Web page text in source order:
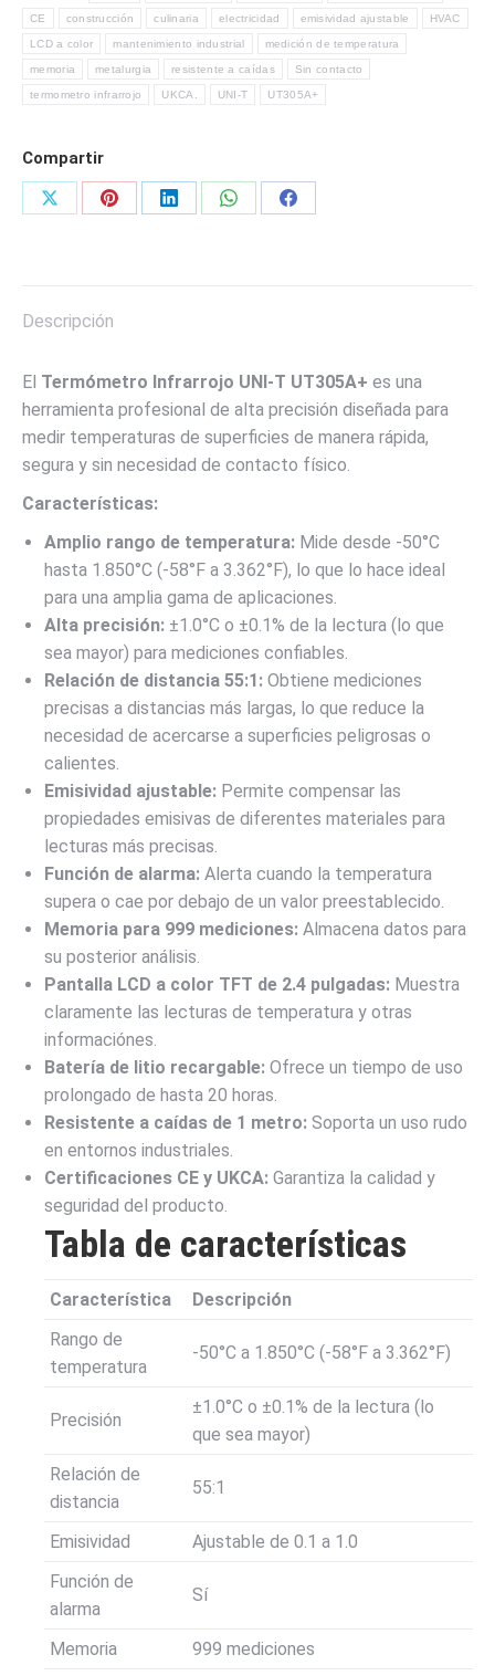
CE construcción culinaria electricidad emisividad ajustable HVAC
LCD a color mantenimiento industrial medición de temperatura
memoria metalurgia resistente a caídas Sin contacto
termometro infrarrojo UKCA. UNI-T UT305A+
Compartir
Share
Share
Share
Share
Share
Descripción
El Termómetro Infrarrojo UNI-T UT305A+ es una
herramienta profesional de alta precisión diseñada para
medir temperaturas de superficies de manera rápida,
segura y sin necesidad de contacto físico.
Características:
Amplio rango de temperatura: Mide desde -50°C
hasta 1.850°C (-58°F a 3.362°F), lo que lo hace ideal
para una amplia gama de aplicaciones.
Alta precisión: ±1.0°C o ±0.1% de la lectura (lo que
sea mayor) para mediciones confiables.
Relación de distancia 55:1: Obtiene mediciones
precisas a distancias más largas, lo que reduce la
necesidad de acercarse a superficies peligrosas o
calientes.
Emisividad ajustable: Permite compensar las
propiedades emisivas de diferentes materiales para
lecturas más precisas.
Función de alarma: Alerta cuando la temperatura
supera o cae por debajo de un valor preestablecido.
Memoria para 999 mediciones: Almacena datos para
su posterior análisis.
Pantalla LCD a color TFT de 2.4 pulgadas: Muestra
claramente las lecturas de temperatura y otras
informaciónes.
Batería de litio recargable: Ofrece un tiempo de uso
prolongado de hasta 20 horas.
Resistente a caídas de 1 metro: Soporta un uso rudo
en entornos industriales.
Certificaciones CE y UKCA: Garantiza la calidad y
seguridad del producto.
Tabla de características
Característica
Descripción
Rango de
temperatura
-50°C a 1.850°C (-58°F a 3.362°F)
Precisión
±1.0°C o ±0.1% de la lectura (lo
que sea mayor)
Relación de
distancia
55:1
Emisividad
Ajustable de 0.1 a 1.0
Función de
alarma
Sí
Memoria
999 mediciones